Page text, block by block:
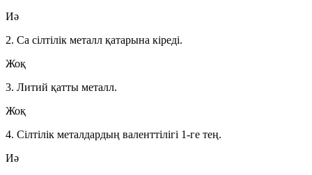
Иә
2. Ca сілтілік металл қатарына кіреді.
Жоқ
3. Литий қатты металл.
Жоқ
4. Сілтілік металдардың валенттілігі 1-ге тең.
Иә